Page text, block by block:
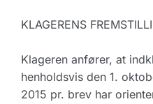
KLAGERENS
Klageren anfører, at
henholdsvis den 1.
2015 pr. brev har